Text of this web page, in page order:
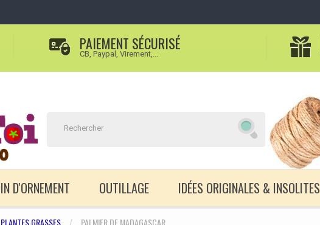
PAIEMENT SÉCURISÉ
CB, Paypal, Virement,...
D'ORNEMENT OUTILLAGE IDÉES ORIGINALES & INSOLITES
PLANTES GRASSES PALMIER DE MADAGASCAR